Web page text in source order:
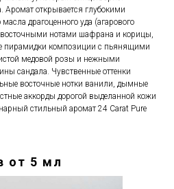
Аромат открывается глубокими
драгоценного уда (агарового
нотами шафрана и корицы,
пирамидки композиции с пьянящими
медовой розы и нежными
сандала. Чувственные оттенки
восточные нотки ванили, дымные
аккорды дорогой выделанной кожи
стильный аромат 24 Carat Pure
от 5 мл